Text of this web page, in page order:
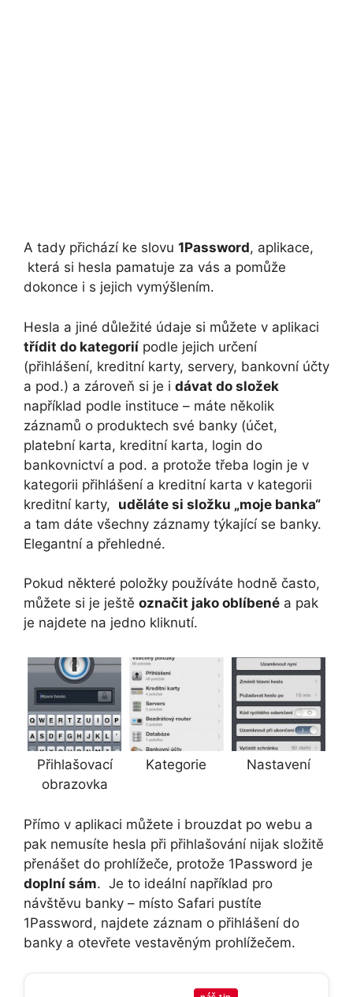
A tady přichází ke slovu 1Password, aplikace,
která si hesla pamatuje za vás a pomůže
dokonce i s jejich vymýšlením.
Hesla a jiné důležité údaje si můžete v aplikaci
třídit do kategorií podle jejich určení
(přihlášení, kreditní karty, servery, bankovní účty
a pod.) a zároveň si je i dávat do složek
například podle instituce – máte několik
záznamů o produktech své banky (účet,
platební karta, kreditní karta, login do
bankovnictví a pod. a protože třeba login je v
kategorii přihlášení a kreditní karta v kategorii
kreditní karty, uděláte si složku „moje banka“
a tam dáte všechny záznamy týkající se banky.
Elegantní a přehledné.
Pokud některé položky používáte hodně často,
můžete si je ještě označit jako oblíbené a pak
je najdete na jedno kliknutí.
Přihlašovací
obrazovka
Kategorie Nastavení
Přímo v aplikaci můžete i brouzdat po webu a
pak nemusíte hesla při přihlašování nijak složitě
přenášet do prohlížeče, protože 1Password je
doplní sám. Je to ideální například pro
návštěvu banky – místo Safari pustíte
1Password, najdete záznam o přihlášení do
banky a otevřete vestavěným prohlížečem.